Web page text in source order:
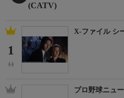
(CATV)
1
(-)
X-ファイル シ
プロ野球ニュ